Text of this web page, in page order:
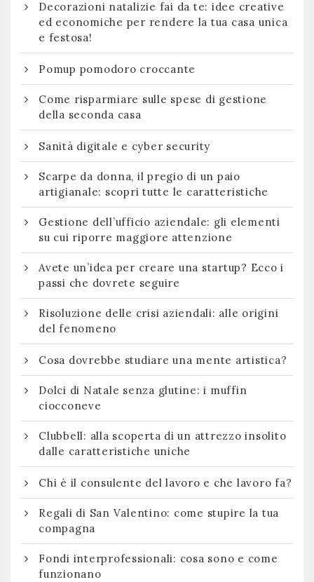
Decorazioni natalizie fai da te: idee creative
ed economiche per rendere la tua casa unica
e festosa!
Pomup pomodoro croccante
Come risparmiare sulle spese di gestione
della seconda casa
Sanità digitale e cyber security
Scarpe da donna, il pregio di un paio
artigianale: scopri tutte le caratteristiche
Gestione dell’ufficio aziendale: gli elementi
su cui riporre maggiore attenzione
Avete un’idea per creare una startup? Ecco i
passi che dovrete seguire
Risoluzione delle crisi aziendali: alle origini
del fenomeno
Cosa dovrebbe studiare una mente artistica?
Dolci di Natale senza glutine: i muffin
ciocconeve
Clubbell: alla scoperta di un attrezzo insolito
dalle caratteristiche uniche
Chi è il consulente del lavoro e che lavoro fa?
Regali di San Valentino: come stupire la tua
compagna
Fondi interprofessionali: cosa sono e come
funzionano